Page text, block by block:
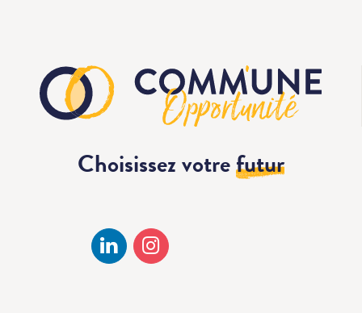
Choisissez votrefutur